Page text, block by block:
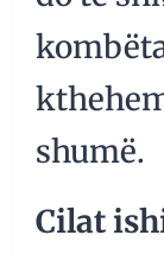
shumë.
Cilat